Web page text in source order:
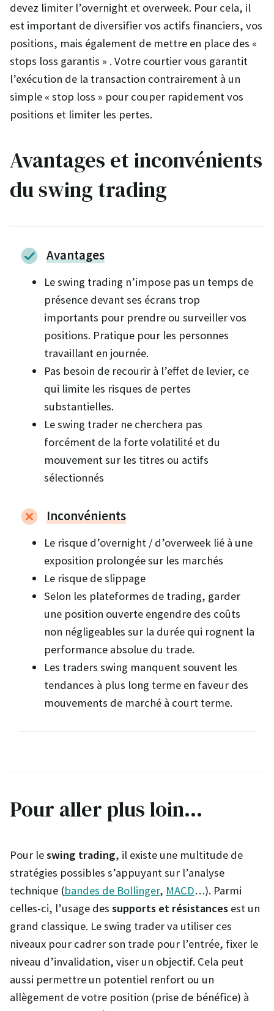
devez limiter l’overnight et overweek. Pour cela, il
est important de diversifier vos actifs financiers, vos
positions, mais également de mettre en place des «
stops loss garantis » . Votre courtier vous garantit
l’exécution de la transaction contrairement à un
simple « stop loss » pour couper rapidement vos
positions et limiter les pertes.
Avantages et inconvénients
du swing trading
Avantages
Le swing trading n’impose pas un temps de
présence devant ses écrans trop
importants pour prendre ou surveiller vos
positions. Pratique pour les personnes
travaillant en journée.
Pas besoin de recourir à l’effet de levier, ce
qui limite les risques de pertes
substantielles.
Le swing trader ne cherchera pas
forcément de la forte volatilité et du
mouvement sur les titres ou actifs
sélectionnés
Inconvénients
Le risque d’overnight / d’overweek lié à une
exposition prolongée sur les marchés
Le risque de slippage
Selon les plateformes de trading, garder
une position ouverte engendre des coûts
non négligeables sur la durée qui rognent la
performance absolue du trade.
Les traders swing manquent souvent les
tendances à plus long terme en faveur des
mouvements de marché à court terme.
Pour aller plus loin…
Pour leswing trading, il existe une multitude de
stratégies possibles s’appuyant sur l’analyse
technique (bandes de Bollinger, MACD…). Parmi
celles-ci, l’usage des supports et résistances est un
grand classique. Le swing trader va utiliser ces
niveaux pour cadrer son trade pour l’entrée, fixer le
niveau d’invalidation, viser un objectif. Cela peut
aussi permettre un potentiel renfort ou un
allègement de votre position (prise de bénéfice) à